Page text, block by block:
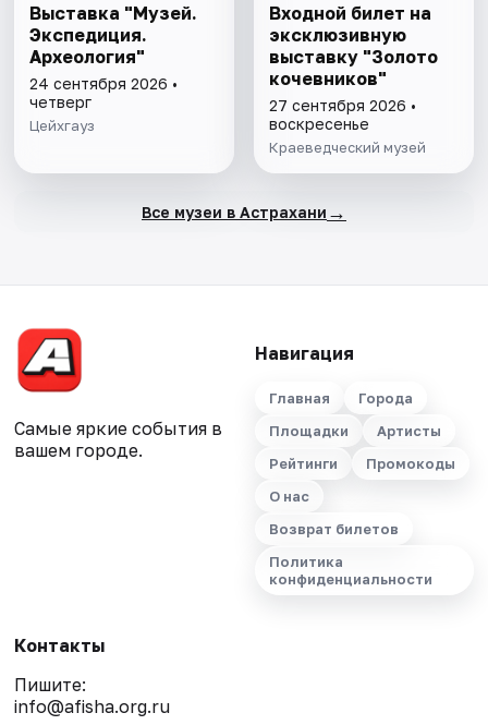
Выставка "Музей.
Экспедиция.
Археология"
24 сентября 2026 •
четверг
Цейхгауз
Входной билет на
эксклюзивную
выставку "Золото
кочевников"
27 сентября 2026 •
воскресенье
Краеведческий музей
Все музеи в Астрахани →
Самые яркие события в
вашем городе.
Навигация
Главная
Города
Площадки
Артисты
Рейтинги
Промокоды
О нас
Возврат билетов
Политика
конфиденциальности
Контакты
Пишите:
info@afisha.org.ru